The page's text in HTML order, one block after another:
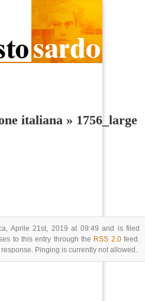
italiana » 1756_large
Aprile 21st, 2019 at 09:49 and is filed
to this entry through the RSS 2.0feed.
Pinging is currently not allowed.